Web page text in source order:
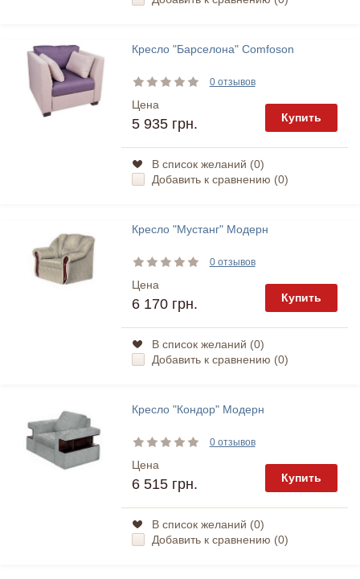
Кресло "Барселона" Comfoson
0 отзывов
Цена
5 935 грн. Купить
В список желаний (0)
Добавить к сравнению (0)
Кресло "Мустанг" Модерн
0 отзывов
Цена
6 170 грн. Купить
В список желаний (0)
Добавить к сравнению (0)
Кресло "Кондор" Модерн
0 отзывов
Цена
6 515 грн. Купить
В список желаний (0)
Добавить к сравнению (0)